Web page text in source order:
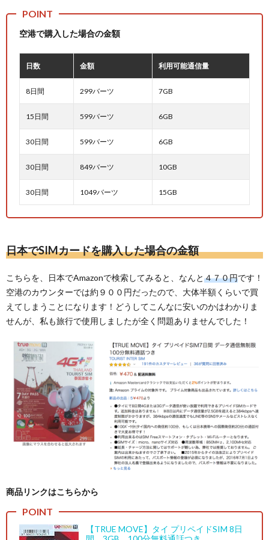
空港で購入した場合の金額
日数 金額 利用可能通信量
8日間 299バーツ 7GB
15日間 599バーツ 6GB
30日間 599バーツ 6GB
30日間 849バーツ 10GB
30日間 1049バーツ 15GB
日本でSIMカードを購入した場合の金額
こちらを、日本でAmazonで検索してみると、なんと４７０円です！
空港のカウンターでは約９００円だったので、大体半額くらいで買
えてしまうことになります！どうしてこんなに安いのかはわかりま
せんが、私も旅行で使用しましたが全く問題ありませんでした！
商品リンクはこちらから
【TRUE MOVE】タイ プリペイドSIM 8日